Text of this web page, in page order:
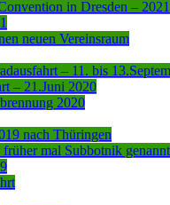
in Dresden – 2021
neuen Vereinsraum
– 11. bis
– 21.Juni 2020
2020
nach Thüringen
mal Subbotnik genannt